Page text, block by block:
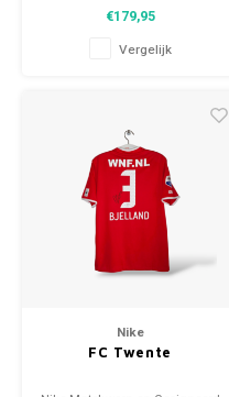
9.5/10 (gebruikt)
€179,95
Vergelijk
Nike
FC Twente